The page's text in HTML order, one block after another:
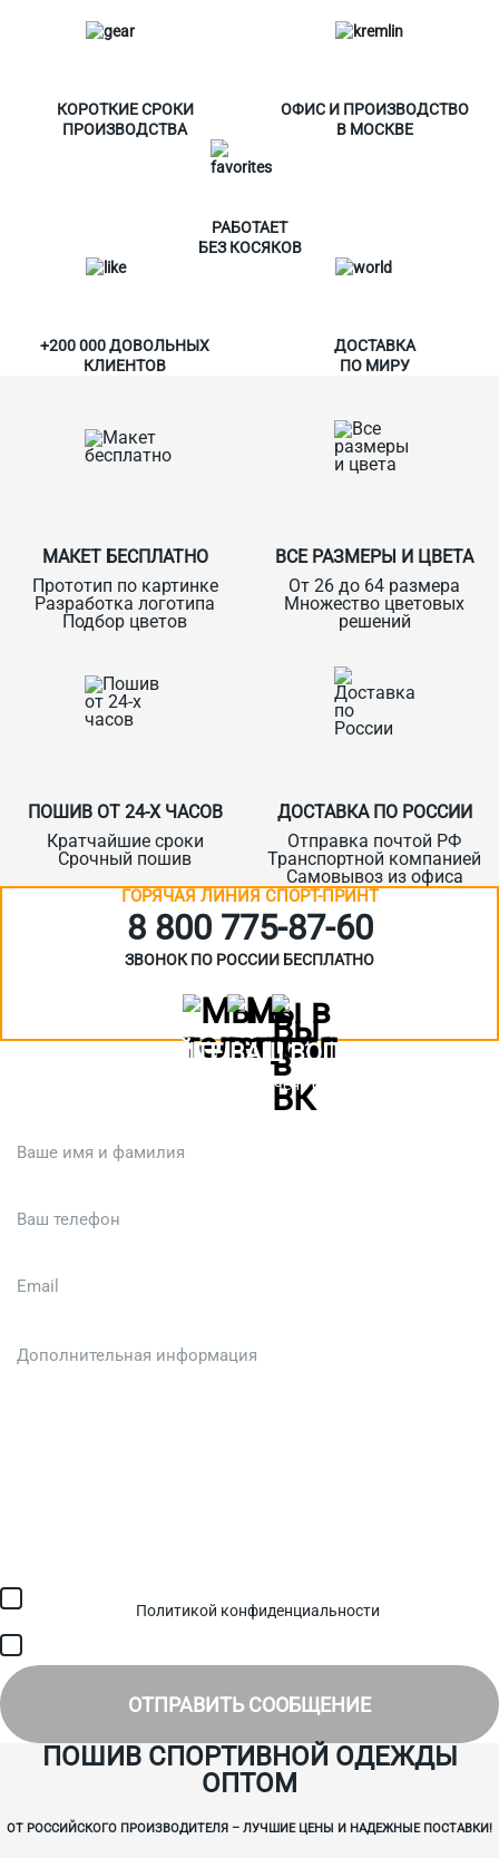
КОРОТКИЕ СРОКИ
ПРОИЗВОДСТВА
ОФИС И ПРОИЗВОДСТВО
В МОСКВЕ
РАБОТАЕТ
БЕЗ КОСЯКОВ
+200 000 ДОВОЛЬНЫХ
КЛИЕНТОВ
ДОСТАВКА
ПО МИРУ
МАКЕТ БЕСПЛАТНО
Прототип по картинке
Разработка логотипа
Подбор цветов
ВСЕ РАЗМЕРЫ И ЦВЕТА
От 26 до 64 размера
Множество цветовых
решений
ПОШИВ ОТ 24-Х ЧАСОВ
Кратчайшие сроки
Срочный пошив
ДОСТАВКА ПО РОССИИ
Отправка почтой РФ
Транспортной компанией
Самовывоз из офиса
ГОРЯЧАЯ ЛИНИЯ СПОРТ-ПРИНТ
8 800 775‑87-60
ЗВОНОК ПО РОССИИ БЕСПЛАТНО
ЗАДАЙТЕ ВАШ ВОПРОС
Или кратко опишите ситуацию. Мы очень быстро свяжемся с вами
Политикой конфиденциальности
ОТПРАВИТЬ СООБЩЕНИЕ
ПОШИВ СПОРТИВНОЙ ОДЕЖДЫ
ОПТОМ
ОТ РОССИЙСКОГО ПРОИЗВОДИТЕЛЯ – ЛУЧШИЕ ЦЕНЫ И НАДЕЖНЫЕ ПОСТАВКИ!